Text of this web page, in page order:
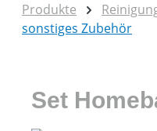
Produkte
sonstiges Zubehör
Set